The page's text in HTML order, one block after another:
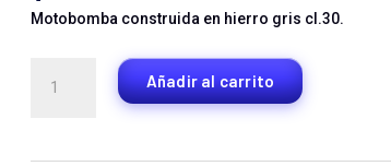
Motobomba construida en hierro gris cl.30.
Autocebante
Añadir al carrito